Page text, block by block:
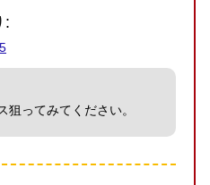
:
狙ってみてください。